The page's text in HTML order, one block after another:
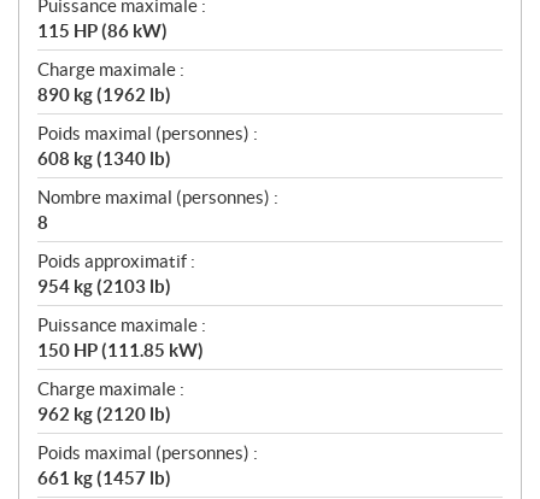
Puissance maximale :
115 HP (86 kW)
Charge maximale :
890 kg (1962 lb)
Poids maximal (personnes) :
608 kg (1340 lb)
Nombre maximal (personnes) :
8
Poids approximatif :
954 kg (2103 lb)
Puissance maximale :
150 HP (111.85 kW)
Charge maximale :
962 kg (2120 lb)
Poids maximal (personnes) :
661 kg (1457 lb)